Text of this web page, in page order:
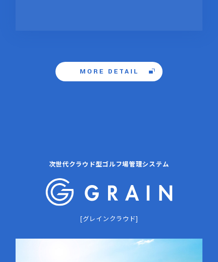
MORE DETAIL
次世代クラウド型ゴルフ場管理システム
[グレインクラウド]